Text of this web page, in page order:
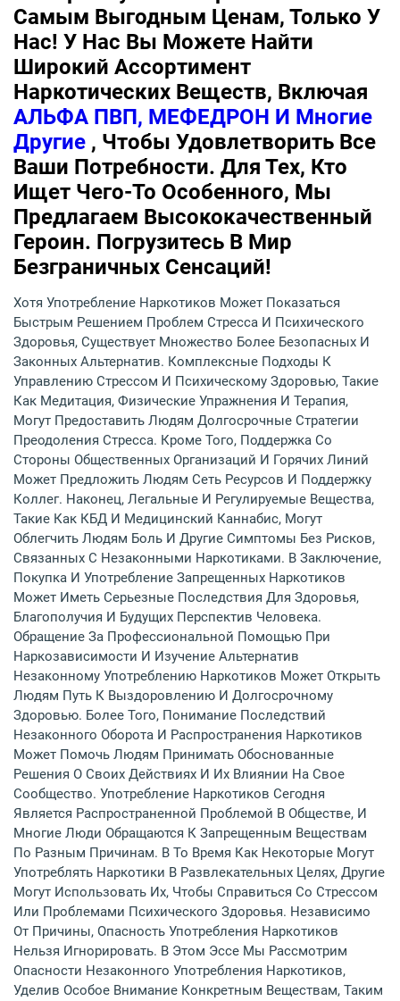
Самым Выгодным Ценам, Только У
Нас! У Нас Вы Можете Найти
Широкий Ассортимент
Наркотических Веществ, Включая
АЛЬФА ПВП, МЕФЕДРОН И Многие
Другие , Чтобы Удовлетворить Все
Ваши Потребности. Для Тех, Кто
Ищет Чего-То Особенного, Мы
Предлагаем Высококачественный
Героин. Погрузитесь В Мир
Безграничных Сенсаций!
Хотя Употребление Наркотиков Может Показаться
Быстрым Решением Проблем Стресса И Психического
Здоровья, Существует Множество Более Безопасных И
Законных Альтернатив. Комплексные Подходы К
Управлению Стрессом И Психическому Здоровью, Такие
Как Медитация, Физические Упражнения И Терапия,
Могут Предоставить Людям Долгосрочные Стратегии
Преодоления Стресса. Кроме Того, Поддержка Со
Стороны Общественных Организаций И Горячих Линий
Может Предложить Людям Сеть Ресурсов И Поддержку
Коллег. Наконец, Легальные И Регулируемые Вещества,
Такие Как КБД И Медицинский Каннабис, Могут
Облегчить Людям Боль И Другие Симптомы Без Рисков,
Связанных С Незаконными Наркотиками. В Заключение,
Покупка И Употребление Запрещенных Наркотиков
Может Иметь Серьезные Последствия Для Здоровья,
Благополучия И Будущих Перспектив Человека.
Обращение За Профессиональной Помощью При
Наркозависимости И Изучение Альтернатив
Незаконному Употреблению Наркотиков Может Открыть
Людям Путь К Выздоровлению И Долгосрочному
Здоровью. Более Того, Понимание Последствий
Незаконного Оборота И Распространения Наркотиков
Может Помочь Людям Принимать Обоснованные
Решения О Своих Действиях И Их Влиянии На Свое
Сообщество. Употребление Наркотиков Сегодня
Является Распространенной Проблемой В Обществе, И
Многие Люди Обращаются К Запрещенным Веществам
По Разным Причинам. В То Время Как Некоторые Могут
Употреблять Наркотики В Развлекательных Целях, Другие
Могут Использовать Их, Чтобы Справиться Со Стрессом
Или Проблемами Психического Здоровья. Независимо
От Причины, Опасность Употребления Наркотиков
Нельзя Игнорировать. В Этом Эссе Мы Рассмотрим
Опасности Незаконного Употребления Наркотиков,
Уделив Особое Внимание Конкретным Веществам, Таким